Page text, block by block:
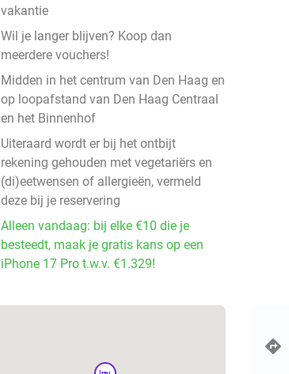
vakantie
Wil je langer blijven? Koop dan
meerdere vouchers!
Midden in het centrum van Den Haag en
op loopafstand van Den Haag Centraal
en het Binnenhof
Uiteraard wordt er bij het ontbijt
rekening gehouden met vegetariërs en
(di)eetwensen of allergieën, vermeld
deze bij je reservering
Alleen vandaag: bij elke €10 die je
besteedt, maak je gratis kans op een
iPhone 17 Pro t.w.v. €1.329!